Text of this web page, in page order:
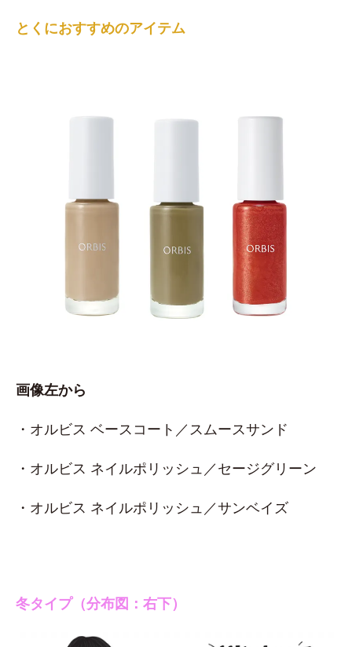
とくにおすすめのアイテム
画像左から
・オルビス ベースコート／スムースサンド
・オルビス ネイルポリッシュ／セージグリーン
・オルビス ネイルポリッシュ／サンベイズ
冬タイプ（分布図：右下）